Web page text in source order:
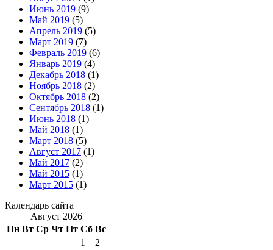
Июнь 2019 (9)
Май 2019 (5)
Апрель 2019 (5)
Март 2019 (7)
Февраль 2019 (6)
Январь 2019 (4)
Декабрь 2018 (1)
Ноябрь 2018 (2)
Октябрь 2018 (2)
Сентябрь 2018 (1)
Июнь 2018 (1)
Май 2018 (1)
Март 2018 (5)
Август 2017 (1)
Май 2017 (2)
Май 2015 (1)
Март 2015 (1)
Календарь сайта
Август 2026
Пн Вт Ср Чт Пт Сб Вс
1
2